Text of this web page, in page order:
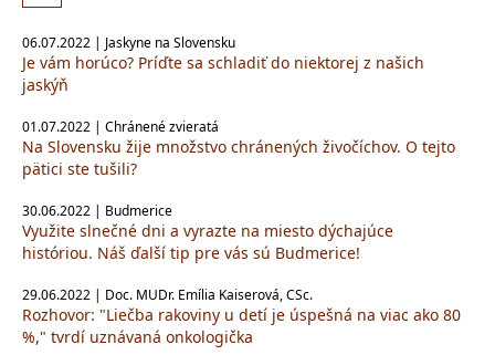
06.07.2022 | Jaskyne na Slovensku
Je vám horúco? Príďte sa schladiť do niektorej z našich
jaskýň
01.07.2022 | Chránené zvieratá
Na Slovensku žije množstvo chránených živočíchov. O tejto
pätici ste tušili?
30.06.2022 | Budmerice
Využite slnečné dni a vyrazte na miesto dýchajúce
históriou. Náš ďalší tip pre vás sú Budmerice!
29.06.2022 | Doc. MUDr. Emília Kaiserová, CSc.
Rozhovor: "Liečba rakoviny u detí je úspešná na viac ako 80
%," tvrdí uznávaná onkologička